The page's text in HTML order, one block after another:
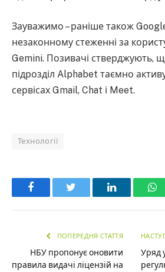
Зауважимо – раніше також
незаконному стеженні за
Gemini. Позивачі стверджують,
підрозділ Alphabet таємно
сервісах Gmail, Chat і Meet.
Технології
Facebook LinkedIn
ПОПЕРЕДНЯ СТАТТЯ
НБУ пропонує оновити
правила видачі ліцензій на
Уряд